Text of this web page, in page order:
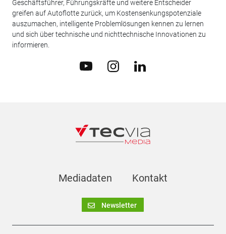
Geschäftsführer, Führungskräfte und weitere Entscheider
greifen auf Autoflotte zurück, um Kostensenkungspotenziale
auszumachen, intelligente Problemlösungen kennen zu lernen
und sich über technische und nichttechnische Innovationen zu
informieren.
Mediadaten Kontakt
Newsletter